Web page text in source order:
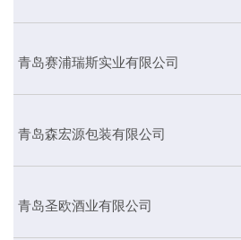
青岛赛浦瑞斯实业有限公司
青岛森宏源包装有限公司
青岛圣欧酒业有限公司